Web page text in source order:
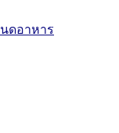
ดอาหาร